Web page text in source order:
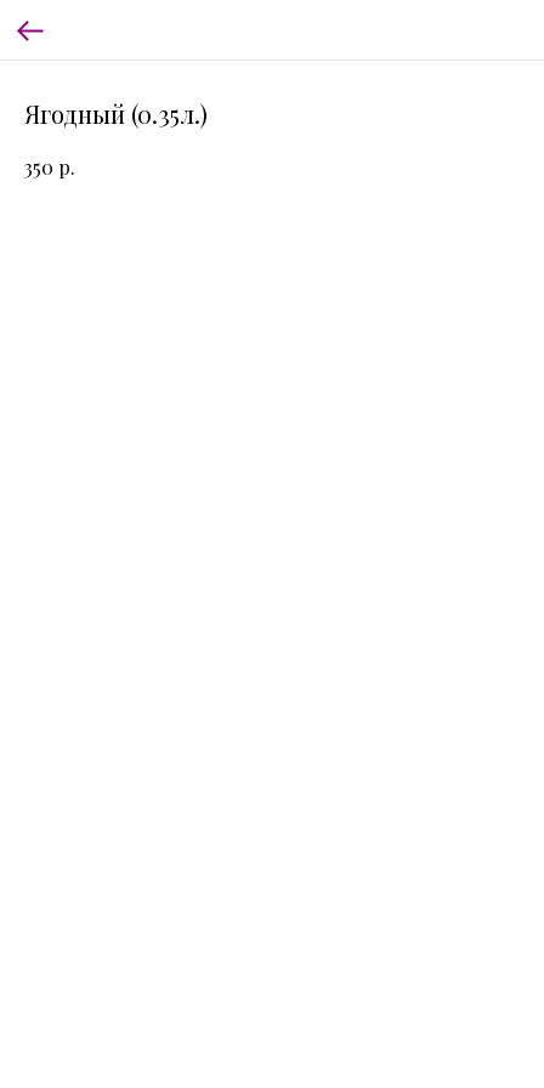
Ягодный (0.35л.)
350 р.